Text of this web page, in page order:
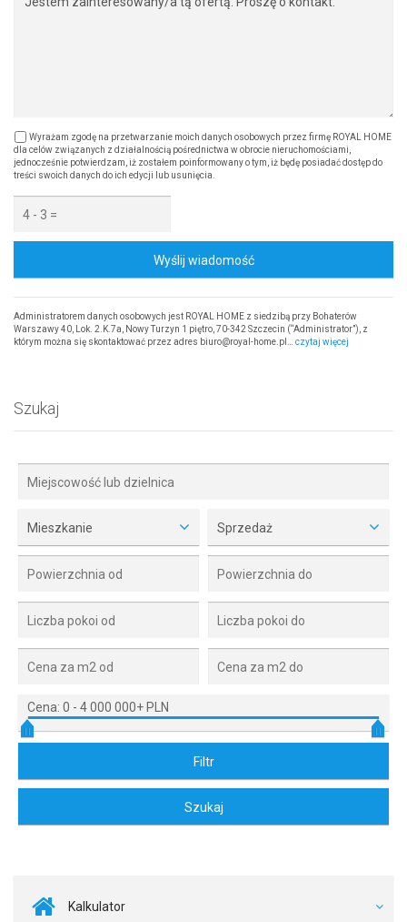
Wyrażam zgodę na przetwarzanie moich danych osobowych przez firmę ROYAL HOME
dla celów związanych z działalnością pośrednictwa w obrocie nieruchomościami,
jednocześnie potwierdzam, iż zostałem poinformowany o tym, iż będę posiadać dostęp do
treści swoich danych do ich edycji lub usunięcia.
Wyślij wiadomość
Administratorem danych osobowych jest ROYAL HOME z siedzibą przy Bohaterów
Warszawy 40, Lok. 2.K.7a, Nowy Turzyn 1 piętro, 70-342 Szczecin (“Administrator”), z
którym można się skontaktować przez adres biuro@royal-home.pl… czytaj więcej
Szukaj
Mieszkanie Sprzedaż
Cena: 0 - 4 000 000+ PLN
Kalkulator